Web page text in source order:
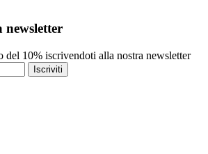
del 10% iscrivendoti alla nostra newsletter
Iscriviti